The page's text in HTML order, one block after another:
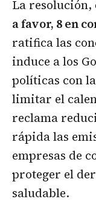
La resolución,
a favor, 8 en
ratifica las
induce a los
políticas con
limitar el
reclama
rápida las
empresas de
proteger el
saludable.